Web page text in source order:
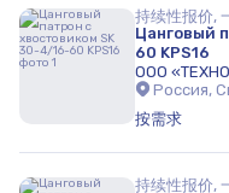
持续性报价,
Цанговый
60 KPS16
ООО
Россия,
按需求
持续性报价,